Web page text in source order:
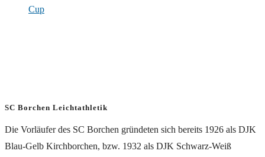
Cup
SC Borchen Leichtathletik
Die Vorläufer des SC Borchen gründeten sich bereits 1926 als DJK
Blau-Gelb Kirchborchen, bzw. 1932 als DJK Schwarz-Weiß